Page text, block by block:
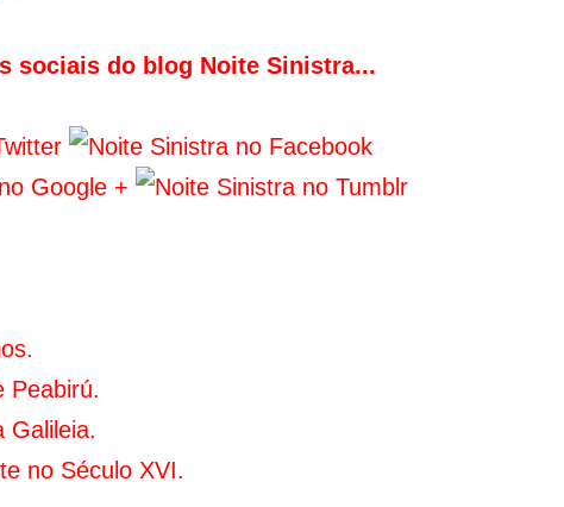
sociais do blog Noite Sinistra...
Peabirú.
Galileia.
no Século XVI.